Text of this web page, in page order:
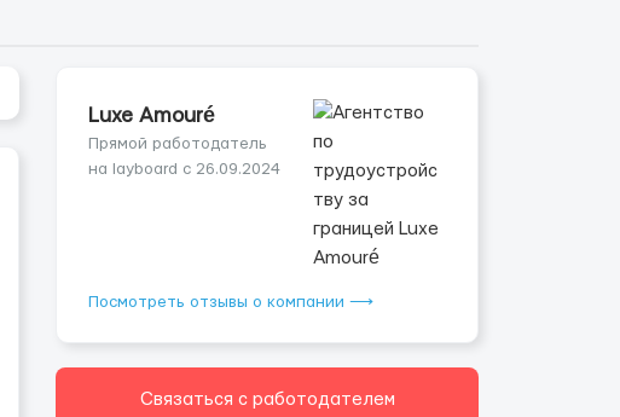
Luxe Amouré
Прямой работодатель
на layboard с 26.09.2024
Посмотреть отзывы о компании ⟶
Связаться с работодателем